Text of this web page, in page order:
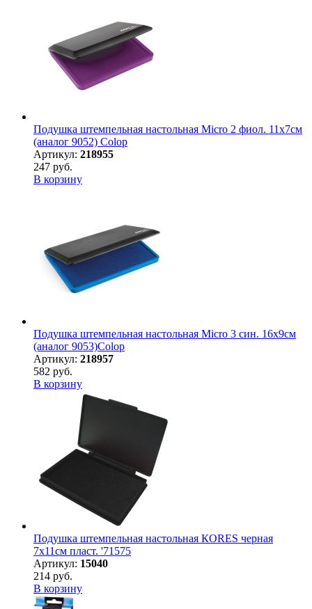
Подушка штемпельная настольная Micro 2 фиол. 11х7см
(аналог 9052) Colop
Артикул: 218955
247 руб.
В корзину
Подушка штемпельная настольная Micro 3 син. 16х9см
(аналог 9053)Colop
Артикул: 218957
582 руб.
В корзину
Подушка штемпельная настольная КORES черная
7х11см пласт. '71575
Артикул: 15040
214 руб.
В корзину